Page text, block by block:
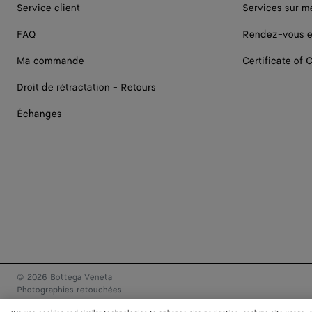
Service client
FAQ
Ma commande
Droit de rétractation - Retours
Échanges
Services sur
Rendez-vous
Certificate of
© 2026 Bottega Veneta
Photographies retouchées